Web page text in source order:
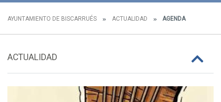
AYUNTAMIENTO DE BISCARRUÉS ACTUALIDAD AGENDA
ACTUALIDAD